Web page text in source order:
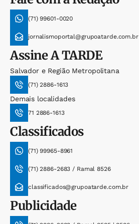
(71) 99601-0020
jornalismoportal@grupoatarde.com.br
AssineA TARDE
Salvador e Região Metropolitana
(71) 2886-1613
Demais localidades
71 2886-1613
Classificados
(71) 99965-8961
(71) 2886-2683 / Ramal 8526
classificados@grupoatarde.com.br
Publicidade